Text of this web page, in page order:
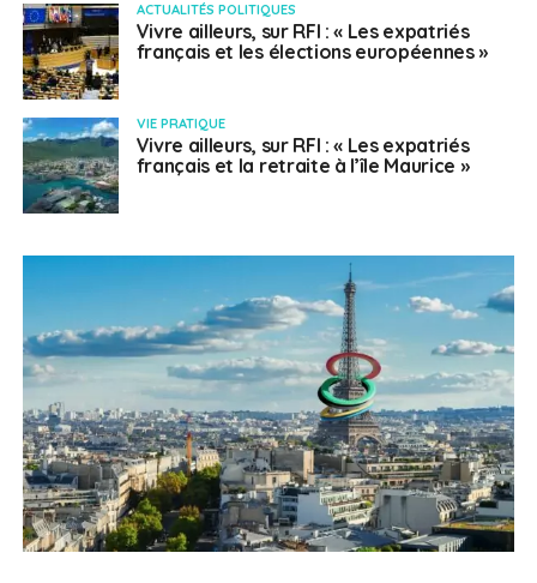
ACTUALITÉS POLITIQUES
Vivre ailleurs, sur RFI : « Les expatriés
français et les élections européennes »
VIE PRATIQUE
Vivre ailleurs, sur RFI : « Les expatriés
français et la retraite à l’île Maurice »